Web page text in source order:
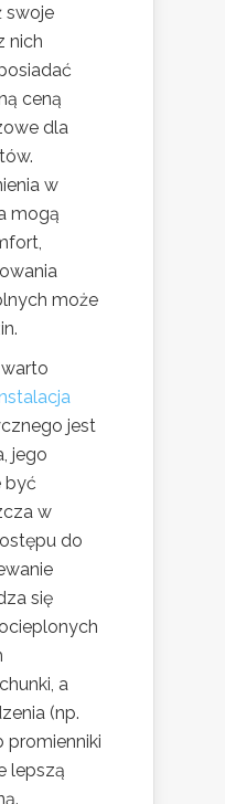
swoje
nich
ceną
dla
w
mogą
może
warto
jest
jego
być
w
do
się
a
(np.
promienniki
lepszą